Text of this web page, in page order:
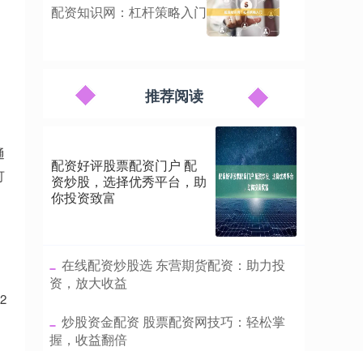
配资知识网：杠杆策略入门
推荐阅读
配资好评股票配资门户 配
资炒股，选择优秀平台，助
你投资致富
​在线配资炒股选 东营期货配资：助力投
资，放大收益
​炒股资金配资 股票配资网技巧：轻松掌
握，收益翻倍